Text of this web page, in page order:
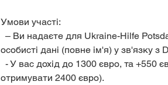
Умови участі:
особисті дані (повне ім'я) у зв'язку з
отримувати 2400 євро).